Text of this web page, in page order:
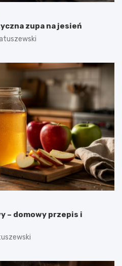
zupa na jesień
– domowy przepis i